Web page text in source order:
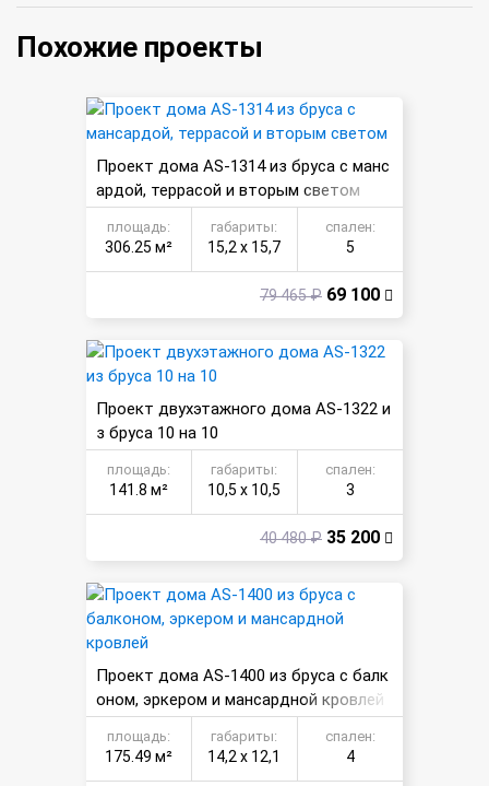
Похожие проекты
Проект дома AS-1314 из бруса с манс
ардой, террасой и вторым светом
площадь:
306.25 м²
габариты:
15,2 х 15,7
спален:
5
79 465 ₽ 69 100
Проект двухэтажного дома AS-1322 и
з бруса 10 на 10
площадь:
141.8 м²
габариты:
10,5 х 10,5
спален:
3
40 480 ₽ 35 200
Проект дома AS-1400 из бруса с балк
оном, эркером и мансардной кровлей
площадь:
175.49 м²
габариты:
14,2 х 12,1
спален:
4